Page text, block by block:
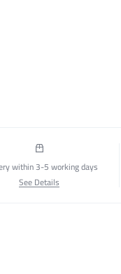
within 3-5 working days
See Details